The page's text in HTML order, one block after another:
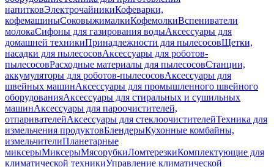
напитковЭлектрочайникиКофеварки,
кофемашиныСоковыжималкиКофемолкиВспениватели
молокаСифоны для газирования водыАксессуары для
домашней техникиПринадлежности для пылесосовЩетки,
насадки для пылесосовАксессуары для роботов-
пылесосовРасходные материалы для пылесосовСтанции,
аккумуляторы для роботов-пылесосовАксессуары для
швейных машинАксессуары для промышленного швейного
оборудованияАксессуары для стиральных и сушильных
машинАксессуары для пароочистителей,
отпаривателейАксессуары для стеклоочистителейТехника для
измельчения продуктовБлендерыКухонные комбайны,
измельчителиПланетарные
миксерыМиксерыМясорубкиЛомтерезкиКомплектующие для
климатической техникиУправление климатической